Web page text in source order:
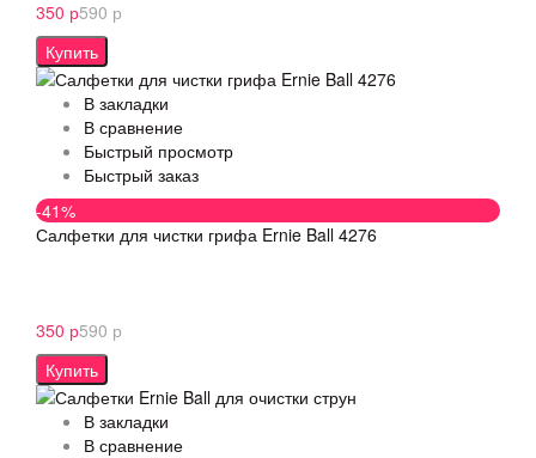
350 р590 р
Купить
В закладки
В сравнение
Быстрый просмотр
Быстрый заказ
-41%
Салфетки для чистки грифа Ernie Ball 4276
350 р590 р
Купить
В закладки
В сравнение